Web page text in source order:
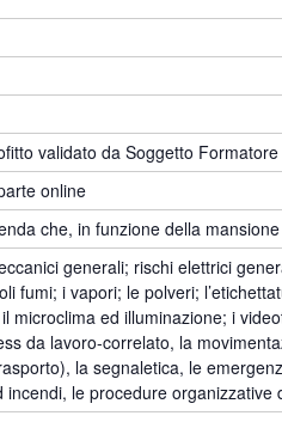
validato da Soggetto Formatore
online
che, in funzione della
generali; rischi elettrici
fumi; i vapori; le polveri;
microclima ed illuminazione; i
da lavoro-correlato, la
la segnaletica, le
le procedure